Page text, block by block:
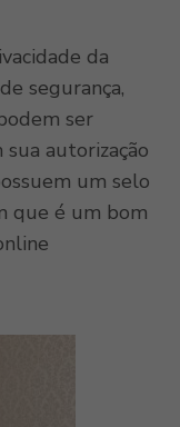
da
segurança,
ser
autorização
um selo
que é um bom